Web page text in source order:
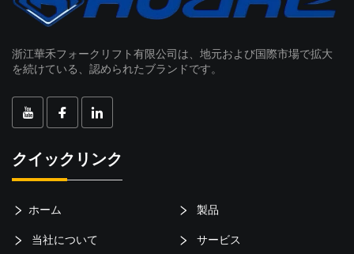
浙江華禾フォークリフト有限公司は、地元および国際市場で拡大
を続けている、認められたブランドです。
クイックリンク
ホーム 製品
当社について サービス